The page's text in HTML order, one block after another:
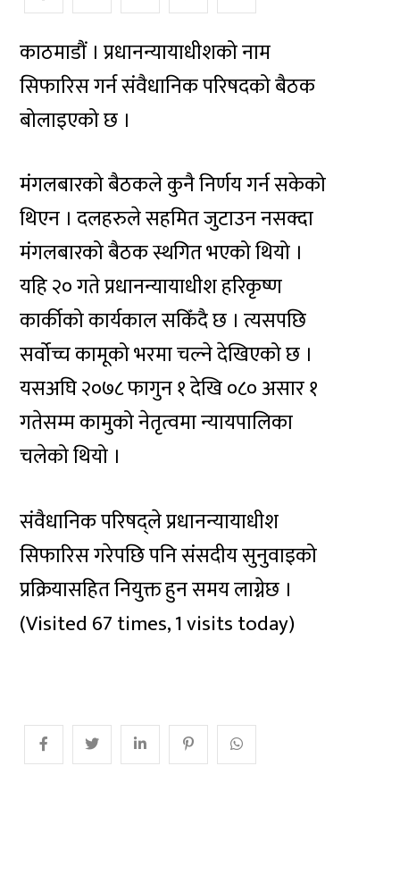
काठमाडौं । प्रधानन्यायाधीशको नाम
सिफारिस गर्न संवैधानिक परिषदको बैठक
बोलाइएको छ ।
मंगलबारको बैठकले कुनै निर्णय गर्न सकेको
थिएन । दलहरुले सहमित जुटाउन नसक्दा
मंगलबारको बैठक स्थगित भएको थियो ।
यहि २० गते प्रधानन्यायाधीश हरिकृष्ण
कार्कीको कार्यकाल सकिँदै छ । त्यसपछि
सर्वोच्च कामूको भरमा चल्ने देखिएको छ ।
यसअघि २०७८ फागुन १ देखि ०८० असार १
गतेसम्म कामुको नेतृत्वमा न्यायपालिका
चलेको थियो ।
संवैधानिक परिषद्ले प्रधानन्यायाधीश
सिफारिस गरेपछि पनि संसदीय सुनुवाइको
प्रक्रियासहित नियुक्त हुन समय लाग्नेछ ।
(Visited 67 times, 1 visits today)